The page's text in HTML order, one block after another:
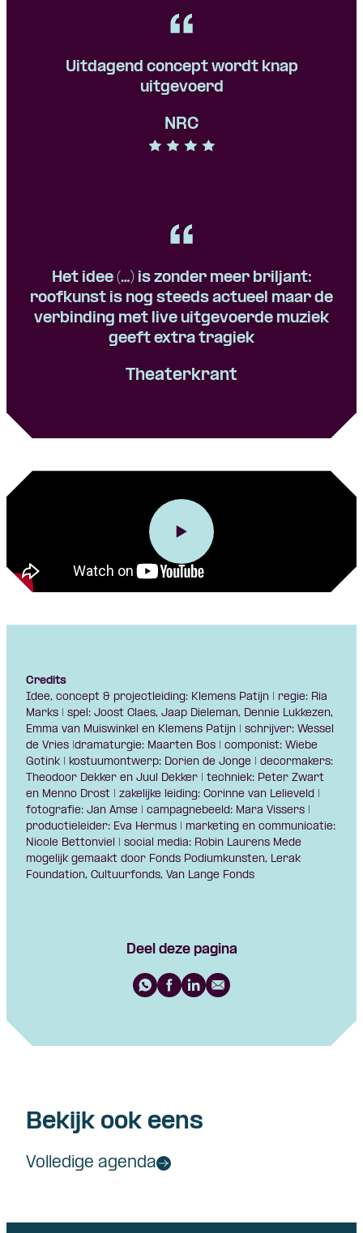
Uitdagend concept wordt knap
uitgevoerd
NRC
Het idee (…) is zonder meer briljant:
roofkunst is nog steeds actueel maar de
verbinding met live uitgevoerde muziek
geeft extra tragiek
Theaterkrant
Credits
Idee, concept & projectleiding: Klemens Patijn | regie: Ria
Marks | spel: Joost Claes, Jaap Dieleman, Dennie Lukkezen,
Emma van Muiswinkel en Klemens Patijn | schrijver: Wessel
de Vries |dramaturgie: Maarten Bos | componist: Wiebe
Gotink | kostuumontwerp: Dorien de Jonge | decormakers:
Theodoor Dekker en Juul Dekker | techniek: Peter Zwart
en Menno Drost | zakelijke leiding: Corinne van Lelieveld |
fotografie: Jan Amse | campagnebeeld: Mara Vissers |
productieleider: Eva Hermus | marketing en communicatie:
Nicole Bettonviel | social media: Robin Laurens Mede
mogelijk gemaakt door Fonds Podiumkunsten, Lerak
Foundation, Cultuurfonds, Van Lange Fonds
Deel deze pagina
Bekijk ook eens
Volledige agenda